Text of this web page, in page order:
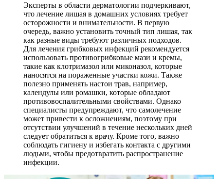
Эксперты в области дерматологии подчеркивают,
что лечение лишая в домашних условиях требует
осторожности и внимательности. В первую
очередь, важно установить точный тип лишая, так
как разные виды требуют различных подходов.
Для лечения грибковых инфекций рекомендуется
использовать противогрибковые мази и кремы,
такие как клотримазол или миконазол, которые
наносятся на пораженные участки кожи. Также
полезно применять настои трав, например,
календулы или ромашки, которые обладают
противовоспалительными свойствами. Однако
специалисты предупреждают, что самолечение
может привести к осложнениям, поэтому при
отсутствии улучшений в течение нескольких дней
следует обратиться к врачу. Кроме того, важно
соблюдать гигиену и избегать контакта с другими
людьми, чтобы предотвратить распространение
инфекции.